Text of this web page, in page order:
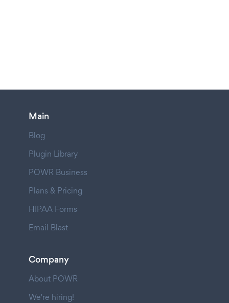
Main
Blog
Plugin Library
POWR Business
Plans & Pricing
HIPAA Forms
Email Blast
Company
About POWR
We're hiring!